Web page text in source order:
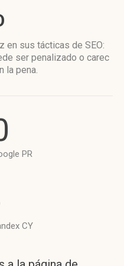
en sus tácticas de SEO:
ser penalizado o carec
la pena.
PR
CY